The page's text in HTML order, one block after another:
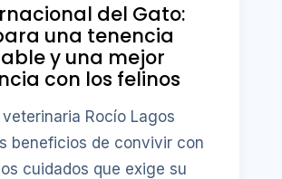
del Gato:
una tenencia
y una mejor
con los felinos
Rocío Lagos
beneficios de convivir con
cuidados que exige su